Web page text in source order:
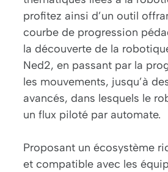
profitez ainsi d’un outil
courbe de progression
la découverte de la
Ned2, en passant par la
les mouvements, jusqu’à
avancés, dans lesquels le
un flux piloté par automate.
Proposant un écosystème
et compatible avec les